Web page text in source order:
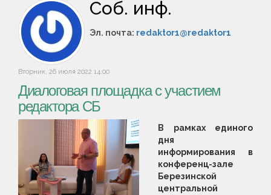
Соб. инф.
Эл. почта: redaktor1@redaktor1
Вторник, 26 июля 2022 14:00
Диалоговая площадка с участием
редактора СБ
В рамках единого
дня
информирования в
конференц-зале
Березинской
центральной